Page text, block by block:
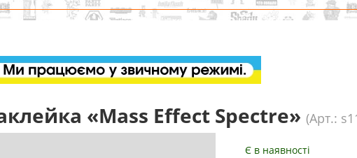
«Mass Effect Spectre» (Арт.:
Є в наявності